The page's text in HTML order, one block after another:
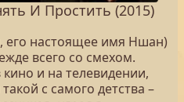
И Простить (2015)
его настоящее имя Ншан)
всего со смехом.
и на телевидении,
с самого детства –